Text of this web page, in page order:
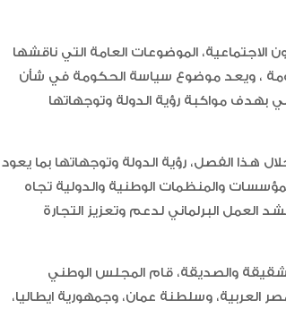
الاجتماعية، الموضوعات العامة التي ناقشها
، ويعد موضوع سياسة الحكومة في شأن
بهدف مواكبة رؤية الدولة وتوجهاتها
هذا الفصل، رؤية الدولة وتوجهاتها بما يعود
والمنظمات الوطنية والدولية تجاه
العمل البرلماني لدعم وتعزيز التجارة
والصديقة، قام المجلس الوطني
العربية، وسلطنة عمان، وجمهورية ايطاليا،